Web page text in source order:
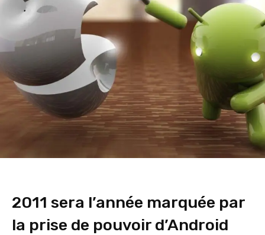
2011 sera l’année marquée par
la prise de pouvoir d’Android